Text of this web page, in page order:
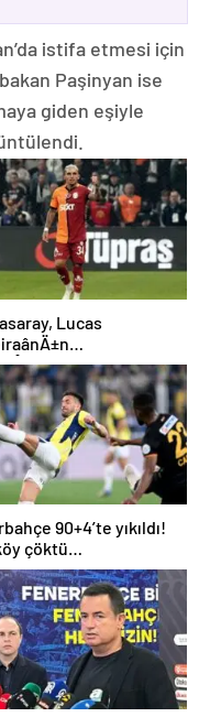
istifa etmesi için
Paşinyan ise
giden eşiyle
Lucas
uzattÄ±
90+4’te yıkıldı!
çöktü…